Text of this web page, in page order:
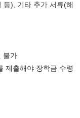
등), 기타 추가 서류(해
불가
제출해야 장학금 수령